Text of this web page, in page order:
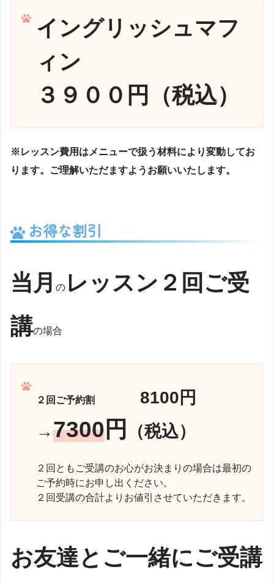
イングリッシュマフ
ィン
３９００円（税込）
※レッスン費用はメニューで扱う材料により変動してお
ります。ご理解いただますようお願いいたします。
お得な割引
当月 の レッスン２回ご受
講の場合
２回ご予約割
8100円
→7300円 （税込）
２回ともご受講のお心がお決まりの場合は最初の
ご予約時にお申し出ください。
２回受講の合計よりお値引させていただきます。
お友達とご一緒にご受講